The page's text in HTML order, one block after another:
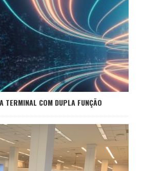
TERMINAL COM DUPLA FUNÇÃO